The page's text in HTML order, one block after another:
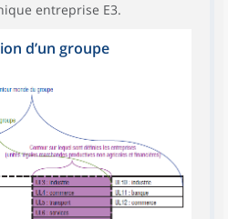
entreprise E3.
d’un groupe